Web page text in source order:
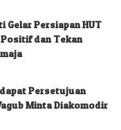
Gelar Persiapan HUT
dan Tekan
Persetujuan
Minta Diakomodir